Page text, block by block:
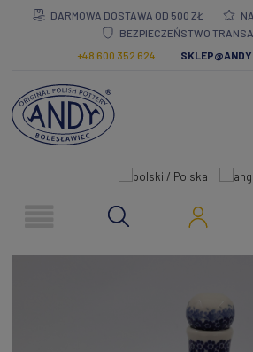
DARMOWA DOSTAWA OD 500 ZŁ
BEZPIECZEŃSTWO
+48 600 352 624